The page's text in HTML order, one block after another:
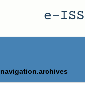
navigation.archives